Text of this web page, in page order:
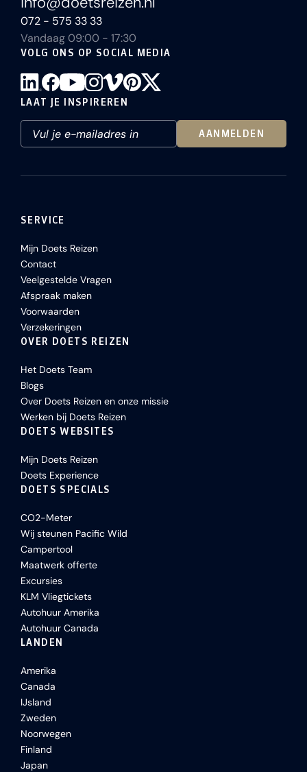
072 - 575 33 33
Vandaag 09:00 - 17:30
VOLG ONS OP SOCIAL MEDIA
LAAT JE INSPIREREN
AANMELDEN
SERVICE
Mijn Doets Reizen
Contact
Veelgestelde Vragen
Afspraak maken
Voorwaarden
Verzekeringen
OVER DOETS REIZEN
Het Doets Team
Blogs
Over Doets Reizen en onze missie
Werken bij Doets Reizen
DOETS WEBSITES
Mijn Doets Reizen
Doets Experience
DOETS SPECIALS
CO2-Meter
Wij steunen Pacific Wild
Campertool
Maatwerk offerte
Excursies
KLM Vliegtickets
Autohuur Amerika
Autohuur Canada
LANDEN
Amerika
Canada
IJsland
Zweden
Noorwegen
Finland
Japan